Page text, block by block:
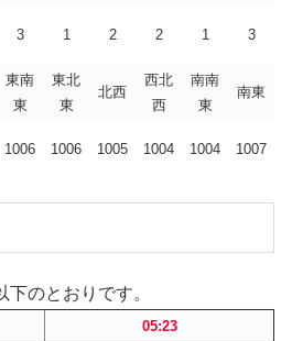
3 1 2 2 1 3
東南
東
東北
東
北西
西北
西
南南
東
南東
1006 1006 1005 1004 1004 1007
のとおりです。
05:23